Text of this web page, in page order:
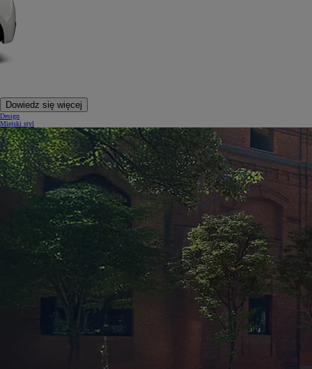
Dowiedz się więcej
Design
Miejski styl